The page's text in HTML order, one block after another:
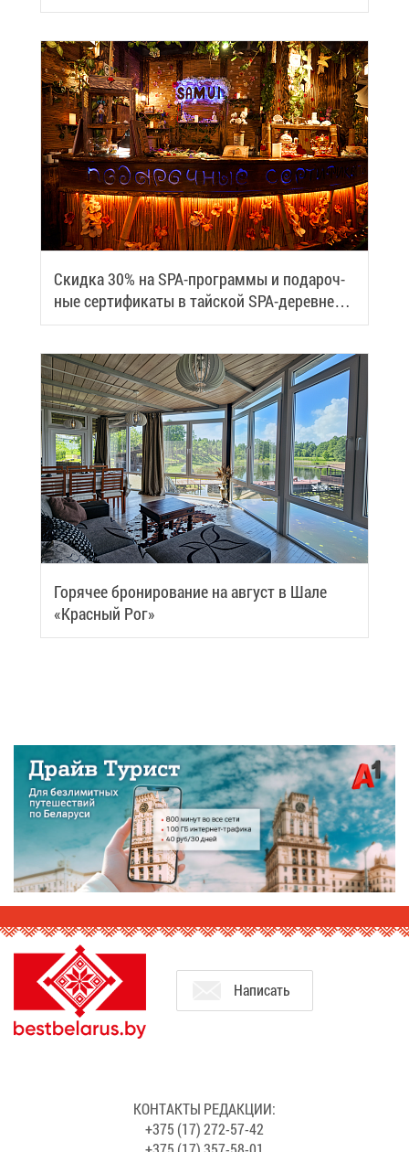
Скид­ка 30% на SPA-про­грам­мы и по­да­роч­
ные сер­ти­фи­ка­ты в тай­ской SPA-де­ревне
Samui
Го­ря­чее бро­ни­ро­ва­ние на ав­густ в Ша­ле
«Крас­ный Рог»
На­пи­сать
КОН­ТАК­ТЫ РЕ­ДАК­ЦИИ:
+375 (17) 272-57-42